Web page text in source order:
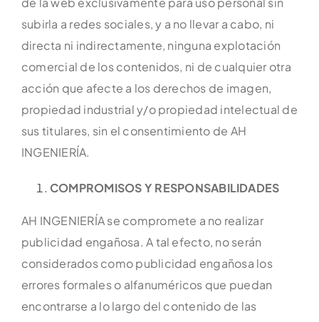
subirla a redes sociales, y a no llevar a cabo, ni
directa ni indirectamente, ninguna explotación
comercial de los contenidos, ni de cualquier otra
acción que afecte a los derechos de imagen,
propiedad industrial y/o propiedad intelectual de
sus titulares, sin el consentimiento de AH
INGENIERÍA.
COMPROMISOS Y RESPONSABILIDADES
AH INGENIERÍA se compromete a no realizar
publicidad engañosa. A tal efecto, no serán
considerados como publicidad engañosa los
errores formales o alfanuméricos que puedan
encontrarse a lo largo del contenido de las